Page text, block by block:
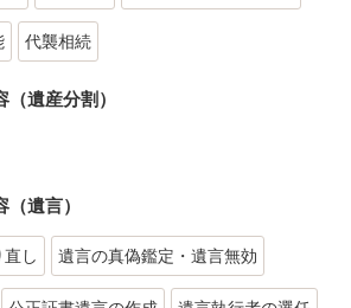
代襲相続
遺産分割）
遺言）
し 遺言の真偽鑑定・遺言無効